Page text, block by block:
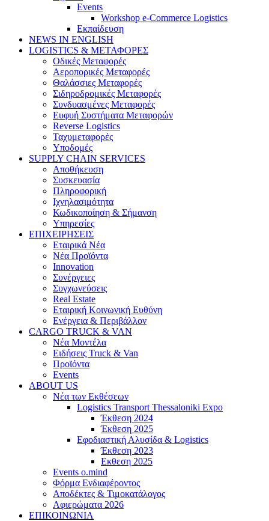
Events
Workshop e-Commerce Logistics
Εκπαίδευση
NEWS IN ENGLISH
LOGISTICS & ΜΕΤΑΦΟΡΕΣ
Οδικές Μεταφορές
Αεροπορικές Μεταφορές
Θαλάσσιες Μεταφορές
Σιδηροδρομικές Μεταφορές
Συνδυασμένες Μεταφορές
Ευφυή Συστήματα Μεταφορών
Reverse Logistics
Ταχυμεταφορές
Υποδομές
SUPPLY CHAIN SERVICES
Αποθήκευση
Συσκευασία
Πληροφορική
Ιχνηλασιμότητα
Κωδικοποίηση & Σήμανση
Υπηρεσίες
ΕΠΙΧΕΙΡΗΣΕΙΣ
Εταιρικά Νέα
Νέα Προϊόντα
Innovation
Συνέργειες
Συγχωνεύσεις
Real Estate
Εταιρική Κοινωνική Ευθύνη
Ενέργεια & Περιβάλλον
CARGO TRUCK & VAN
Νέα Μοντέλα
Ειδήσεις Truck & Van
Προϊόντα
Events
ABOUT US
Νέα των Εκθέσεων
Logistics Transport Thessaloniki Expo
Έκθεση 2024
Έκθεση 2025
Εφοδιαστική Αλυσίδα & Logistics
Έκθεση 2023
Εκθεση 2025
Events o.mind
Φόρμα Ενδιαφέροντος
Αποδέκτες & Τιμοκατάλογος
Αφιερώματα 2026
ΕΠΙΚΟΙΝΩΝΙΑ